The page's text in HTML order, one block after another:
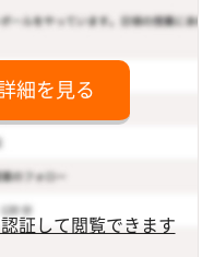
細を見る
証して閲覧できます